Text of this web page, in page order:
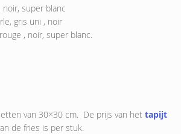
super blanc
gris uni , noir
, noir, super blanc.
van 30×30 cm. De prijs van het tapijt
de fries is per stuk.